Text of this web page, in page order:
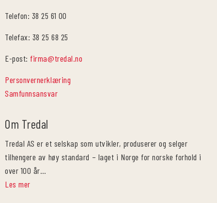
Telefon: 38 25 61 00
Telefax: 38 25 68 25
E-post:firma@tredal.no
Personvernerklæring
Samfunnsansvar
Om Tredal
Tredal AS er et selskap som utvikler, produserer og selger
tilhengere av høy standard – laget i Norge for norske forhold i
over 100 år…
Les mer